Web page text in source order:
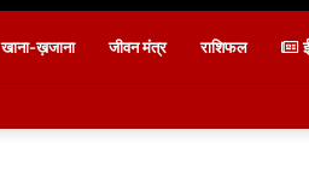
खाना-ख़जाना जीवन मंत्र राशिफल